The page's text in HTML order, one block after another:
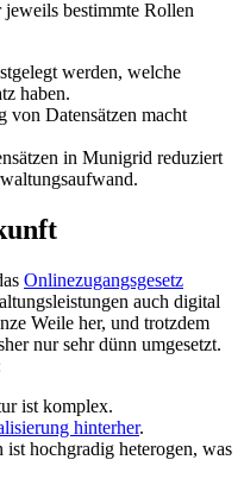
bestimmte Rollen
werden, welche
haben.
von Datensätzen macht
in Munigrid reduziert
Onlinezugangsgesetz
auch digital
Weile her, und trotzdem
nur sehr dünn umgesetzt.
ist komplex.
hinterher.
hochgradig heterogen, was